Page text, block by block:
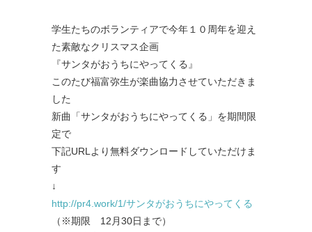
学生たちのボランティアで今年１０周年を迎え
た素敵なクリスマス企画
『サンタがおうちにやってくる』
このたび福富弥生が楽曲協力させていただきま
した
新曲「サンタがおうちにやってくる」を期間限
定で
下記URLより無料ダウンロードしていただけま
す
↓
http://pr4.work/1/サンタがおうちにやってくる
（※期限 12月30日まで）